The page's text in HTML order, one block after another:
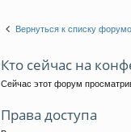
Вернуться к списку
Кто сейчас на
Сейчас этот форум
Права доступа